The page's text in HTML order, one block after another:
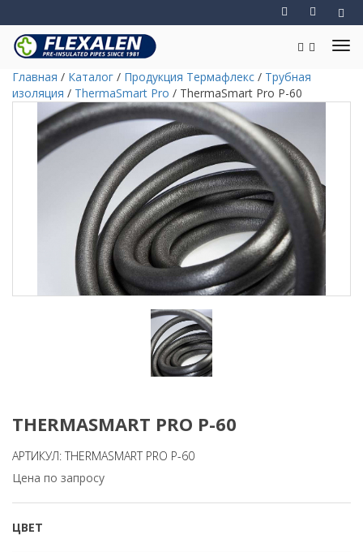
Главная / Каталог / Продукция Термафлекс / Трубная
изоляция / ThermaSmart Pro / ThermaSmart Pro P-60
THERMASMART PRO P-60
АРТИКУЛ: THERMASMART PRO P-60
Цена по запросу
ЦВЕТ